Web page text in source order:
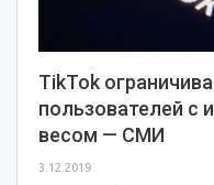
TikTok
пользователей с
весом — СМИ
3.12.2019